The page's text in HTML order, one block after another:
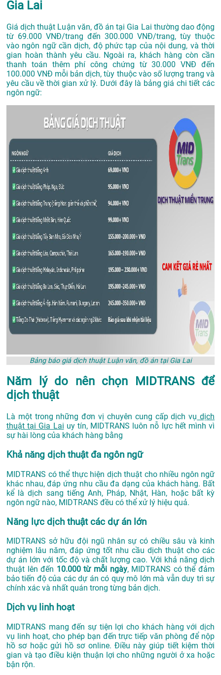
Gia Lai
Giá dịch thuật Luận văn, đồ án tại Gia Lai thường dao động
từ 69.000 VNĐ/trang đến 300.000 VNĐ/trang, tùy thuộc
vào ngôn ngữ cần dịch, độ phức tạp của nội dung, và thời
gian hoàn thành yêu cầu. Ngoài ra, khách hàng còn cần
thanh toán thêm phí công chứng từ 30.000 VNĐ đến
100.000 VNĐ mỗi bản dịch, tùy thuộc vào số lượng trang và
yêu cầu về thời gian xử lý. Dưới đây là bảng giá chi tiết các
ngôn ngữ:
Bảng báo giá dịch thuật Luận văn, đồ án tại Gia Lai
Năm lý do nên chọn MIDTRANS để
dịch thuật
Là một trong những đơn vị chuyên cung cấp dịch vụ dịch
thuật tại Gia Lai uy tín, MIDTRANS luôn nỗ lực hết mình vì
sự hài lòng của khách hàng bằng
Khả năng dịch thuật đa ngôn ngữ
MIDTRANS có thể thực hiện dịch thuật cho nhiều ngôn ngữ
khác nhau, đáp ứng nhu cầu đa dạng của khách hàng. Bất
kể là dịch sang tiếng Anh, Pháp, Nhật, Hàn, hoặc bất kỳ
ngôn ngữ nào, MIDTRANS đều có thể xử lý hiệu quả.
Năng lực dịch thuật các dự án lớn
MIDTRANS sở hữu đội ngũ nhân sự có chiều sâu và kinh
nghiệm lâu năm, đáp ứng tốt nhu cầu dịch thuật cho các
dự án lớn với tốc độ và chất lượng cao. Với khả năng dịch
thuật lên đến 10.000 từ mỗi ngày, MIDTRANS có thể đảm
bảo tiến độ của các dự án có quy mô lớn mà vẫn duy trì sự
chính xác và nhất quán trong từng bản dịch.
Dịch vụ linh hoạt
MIDTRANS mang đến sự tiện lợi cho khách hàng với dịch
vụ linh hoạt, cho phép bạn đến trực tiếp văn phòng để nộp
hồ sơ hoặc gửi hồ sơ online. Điều này giúp tiết kiệm thời
gian và tạo điều kiện thuận lợi cho những người ở xa hoặc
bận rộn.